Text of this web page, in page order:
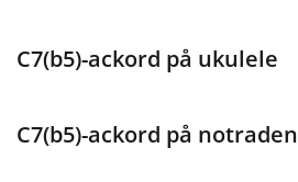
C7(b5)-ackord på ukulele
C7(b5)-ackord på notraden